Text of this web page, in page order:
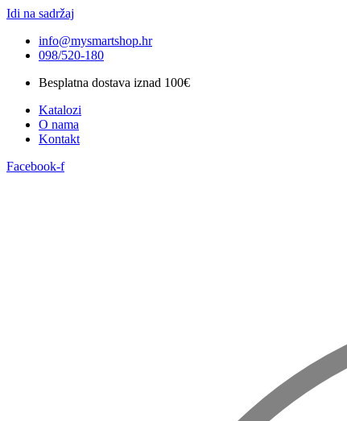
Idi na sadržaj
info@mysmartshop.hr
098/520-180
Besplatna dostava iznad 100€
Katalozi
O nama
Kontakt
Facebook-f